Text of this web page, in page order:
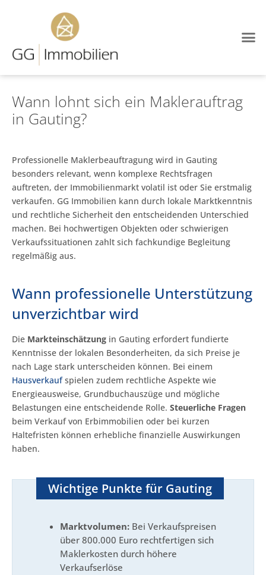
Wann lohnt sich ein Maklerauftrag
in Gauting?
Professionelle Maklerbeauftragung wird in Gauting
besonders relevant, wenn komplexe Rechtsfragen
auftreten, der Immobilienmarkt volatil ist oder Sie erstmalig
verkaufen. GG Immobilien kann durch lokale Marktkenntnis
und rechtliche Sicherheit den entscheidenden Unterschied
machen. Bei hochwertigen Objekten oder schwierigen
Verkaufssituationen zahlt sich fachkundige Begleitung
regelmäßig aus.
Wann professionelle Unterstützung
unverzichtbar wird
Die Markteinschätzung in Gauting erfordert fundierte
Kenntnisse der lokalen Besonderheiten, da sich Preise je
nach Lage stark unterscheiden können. Bei einem
Hausverkaufspielen zudem rechtliche Aspekte wie
Energieausweise, Grundbuchauszüge und mögliche
Belastungen eine entscheidende Rolle. Steuerliche Fragen
beim Verkauf von Erbimmobilien oder bei kurzen
Haltefristen können erhebliche finanzielle Auswirkungen
haben.
Wichtige Punkte für Gauting
Marktvolumen: Bei Verkaufspreisen
über 800.000 Euro rechtfertigen sich
Maklerkosten durch höhere
Verkaufserlöse